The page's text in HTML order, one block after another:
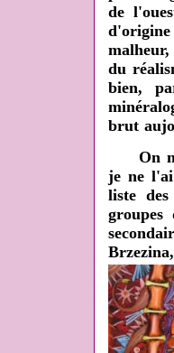
de
du
bien,
brut
On me
je ne l'ai
liste